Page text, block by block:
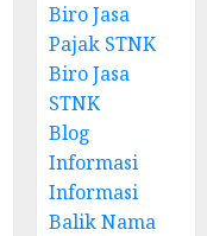
Biro Jasa
Pajak STNK
Biro Jasa
STNK
Blog
Informasi
Informasi
Balik Nama